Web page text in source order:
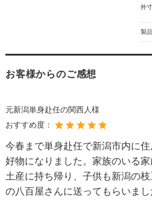
外
製
お客様からのご感想
元新潟単身赴任の関西人様
おすすめ度：
今春まで単身赴任で新潟市内に
好物になりました。家族のいる
土産に持ち帰り、子供も新潟の
の八百屋さんに送ってもらいま